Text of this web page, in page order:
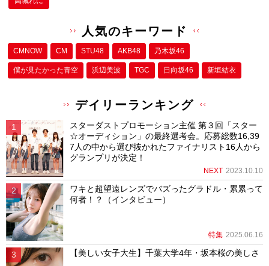
人気のキーワード
CMNOW CM STU48 AKB48 乃木坂46
僕が⾒たかった⻘空 浜辺美波 TGC 日向坂46 新垣結衣
デイリーランキング
スターダストプロモーション主催 第３回「スター
☆オーディション」の最終選考会。応募総数16,39
7人の中から選び抜かれたファイナリスト16人から
グランプリが決定！
NEXT 2023.10.10
ワキと超望遠レンズでバズったグラドル・累累って
何者！？（インタビュー）
特集 2025.06.16
【美しい女子大生】千葉大学4年・坂本桜の美しさ